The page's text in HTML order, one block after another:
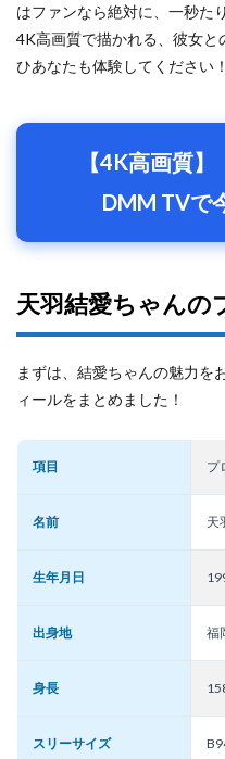
はファンなら絶対に、一秒た
4K高画質で描かれる、彼女
ひあなたも体験してください！
【4K高画質
DMM TVで
天羽結愛ちゃんの
まずは、結愛ちゃんの魅力を
ィールをまとめました！
項目 プ
名前 天
生年月日
出身地 福
身長
スリーサイズ